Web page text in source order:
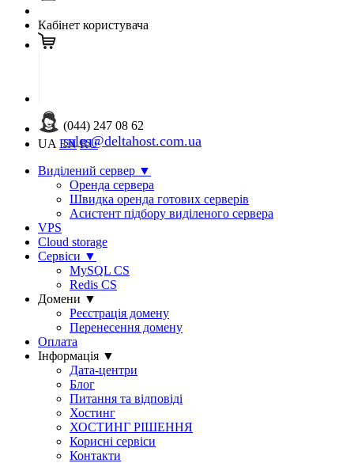
Кабінет користувача
(044) 247 08 62
sales@deltahost.com.ua
UA EN RU
Виділений сервер ▼
Оренда сервера
Швидка оренда готових серверів
Асистент підбору виділеного сервера
VPS
Cloud storage
Сервіси ▼
MySQL CS
Redis CS
Домени ▼
Реєстрація домену
Перенесення домену
Оплата
Інформація ▼
Дата-центри
Блог
Питання та відповіді
Хостинг
ХОСТИНГ РІШЕННЯ
Корисні сервіси
Контакти